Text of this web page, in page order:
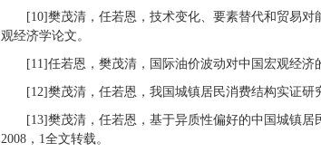
[10]樊茂清，任若恩，技术变化、要素替代和贸易
观经济学论文。
[11]任若恩，樊茂清，国际油价波动对中国宏观经济
[12]樊茂清，任若恩，我国城镇居民消费结构实证研
[13]樊茂清，任若恩，基于异质性偏好的中国城镇居
2008，1全文转载。